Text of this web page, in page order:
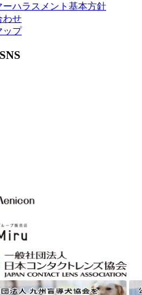
ーハラスメント基本方針
わせ
ップ